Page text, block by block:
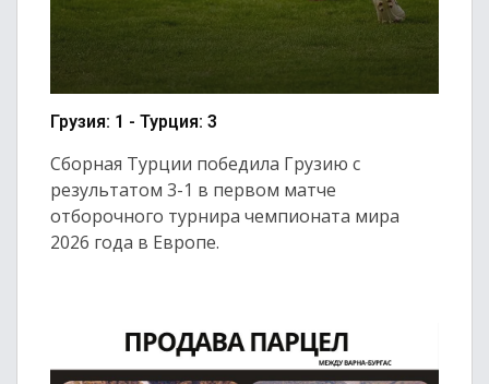
Грузия: 1 - Турция: 3
Сборная Турции победила Грузию с
результатом 3-1 в первом матче
отборочного турнира чемпионата мира
2026 года в Европе.